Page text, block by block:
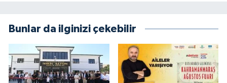
Bunlar da ilginizi çekebilir